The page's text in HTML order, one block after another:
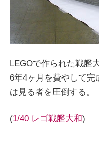
LEGOで作られた戦艦大
6年4ヶ月を費やして
は見る者を圧倒する。
(1/40 レゴ戦艦大和)